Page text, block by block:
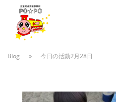
Blog » 今日の活動2月28日